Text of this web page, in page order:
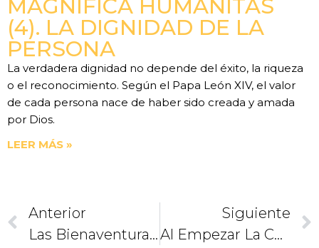
MAGNIFICA HUMANITAS
(4). LA DIGNIDAD DE LA
PERSONA
La verdadera dignidad no depende del éxito, la riqueza
o el reconocimiento. Según el Papa León XIV, el valor
de cada persona nace de haber sido creada y amada
por Dios.
LEER MÁS »
Anterior
Las Bienaventuranzas (III), La Belleza Del Llanto
Siguiente
Al Empezar La Cuaresma. ¿Por Qué 40 Días?